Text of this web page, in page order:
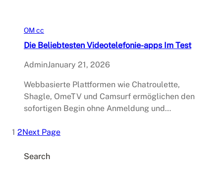
OM cc
Die Beliebtesten Videotelefonie-apps Im Test
AdminJanuary 21, 2026
Webbasierte Plattformen wie Chatroulette,
Shagle, OmeTV und Camsurf ermöglichen den
sofortigen Begin ohne Anmeldung und…
1 2Next Page
Search